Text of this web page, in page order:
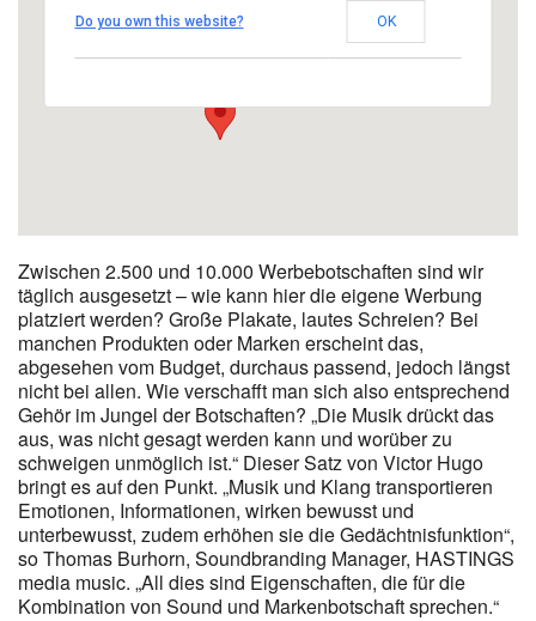
MCM Geschäftsstelle
Edelsbergstr. 8 - München
Do you own this website? OK
Zwischen 2.500 und 10.000 Werbebotschaften sind wir
täglich ausgesetzt – wie kann hier die eigene Werbung
platziert werden? Große Plakate, lautes Schreien? Bei
manchen Produkten oder Marken erscheint das,
abgesehen vom Budget, durchaus passend, jedoch längst
nicht bei allen. Wie verschafft man sich also entsprechend
Gehör im Jungel der Botschaften? „Die Musik drückt das
aus, was nicht gesagt werden kann und worüber zu
schweigen unmöglich ist.“ Dieser Satz von Victor Hugo
bringt es auf den Punkt. „Musik und Klang transportieren
Emotionen, Informationen, wirken bewusst und
unterbewusst, zudem erhöhen sie die Gedächtnisfunktion“,
so Thomas Burhorn, Soundbranding Manager, HASTINGS
media music. „All dies sind Eigenschaften, die für die
Kombination von Sound und Markenbotschaft sprechen.“